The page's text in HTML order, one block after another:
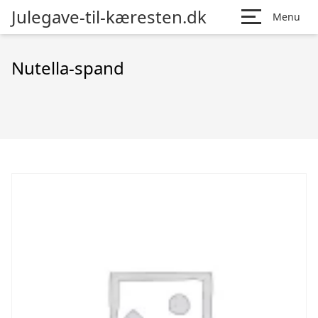
Julegave-til-kæresten.dk Menu
Nutella-spand